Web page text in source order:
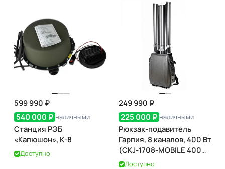
599 990 ₽
540 000 ₽ наличными
Станция РЭБ
«Капюшон», К-8
Доступно
249 990 ₽
225 000 ₽ наличными
Рюкзак-подавитель
Гарпия, 8 каналов, 400 Вт
(CKJ-1708-MOBILE 400
Вт)Доступно